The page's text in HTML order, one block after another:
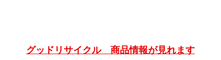
グッドリサイクル 商品情報が見れます